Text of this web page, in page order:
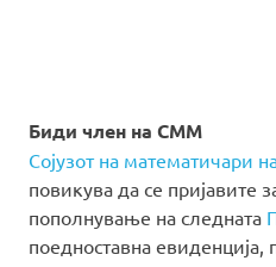
Биди член на СММ
Сојузот на математичари
повикува да се пријавите
пополнување на следната
поедноставна евиденција,